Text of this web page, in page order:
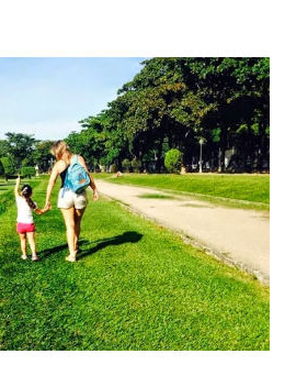
dentes e com os que tinha,
já era noite e estava frio, a
um chá. O menino viu que a
tinha um pequeno quebrado na
o chá por ali, onde normalmente
vendo aquilo, comentou: "-
uso essa xícara para tomar chá,
Quanta coisa fazemos e